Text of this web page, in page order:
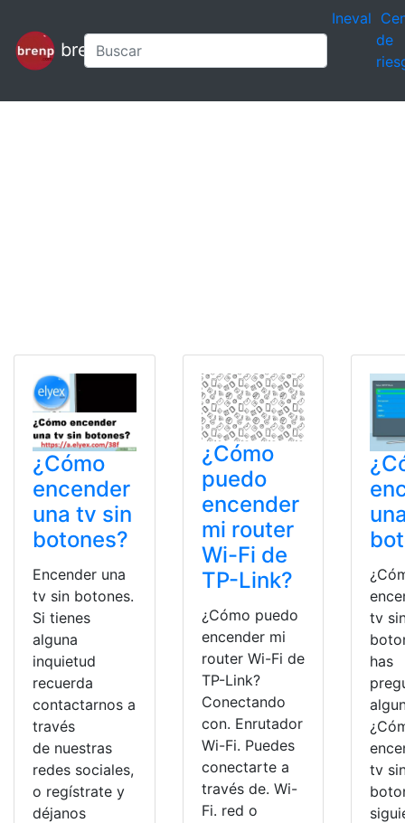
brenp
Ineval
de
¿Cómo
encender
una tv sin
botones?
Encender una
tv sin botones.
Si tienes
alguna
inquietud
recuerda
contactarnos a
través
de nuestras
redes sociales,
o regístrate y
déjanos
¿Cómo
puedo
encender
mi router
Wi-Fi de
TP-Link?
¿Cómo puedo
encender mi
router Wi-Fi de
TP-Link?
Conectando
con. Enrutador
Wi-Fi. Puedes
conectarte a
través de. Wi-
Fi. red o
tv
has
tv